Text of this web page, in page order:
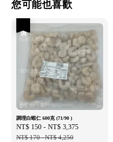
您可能也喜歡
調理白蝦仁 600克 (71/90 )
Sale
price
NT$ 150 - NT$ 3,375
NT$ 170-NT$ 4,250